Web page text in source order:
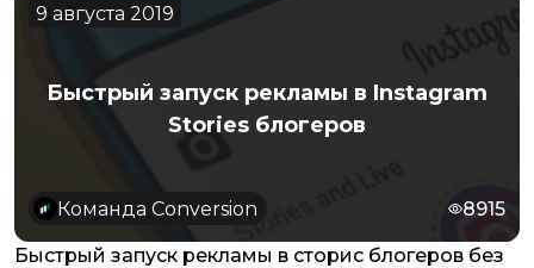
9 августа 2019
Быстрый запуск рекламы в Instagram
Stories блогеров
Команда Conversion 8915
Быстрый запуск рекламы в сторис блогеров без